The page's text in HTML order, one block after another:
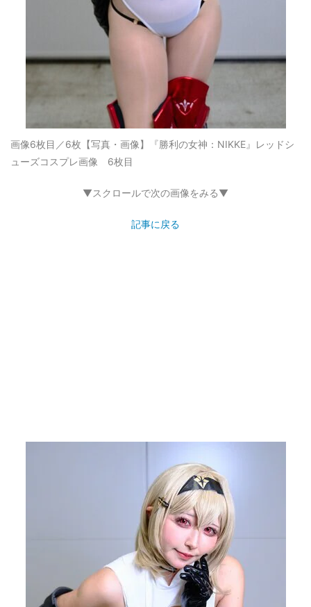
画像6枚目／6枚 【写真・画像】『勝利の女神：NIKKE』レッドシ
ューズコスプレ画像 6枚目
▼スクロールで次の画像をみる▼
記事に戻る